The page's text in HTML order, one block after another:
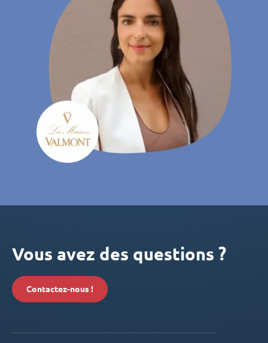
Vous avez des questions ?
Contactez-nous !